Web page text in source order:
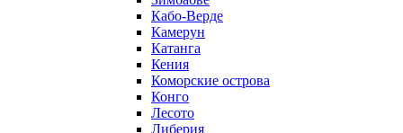
Кабо-Верде
Камерун
Катанга
Кения
Коморские острова
Конго
Лесото
Либерия